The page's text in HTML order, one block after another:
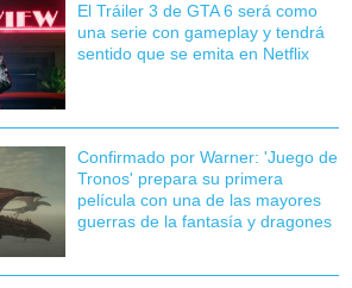
El Tráiler 3 de GTA 6 será como
una serie con gameplay y tendrá
sentido que se emita en Netflix
Confirmado por Warner: 'Juego de
Tronos' prepara su primera
película con una de las mayores
guerras de la fantasía y dragones